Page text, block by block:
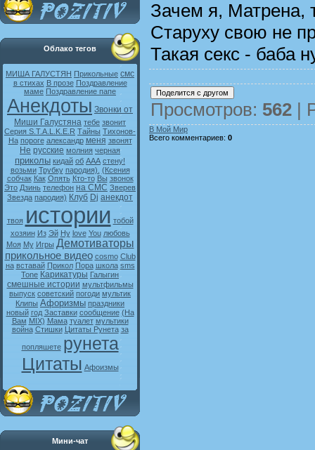
Облако тегов
МИША ГАЛУСТЯН Прикольные смс
в стихах В прозе Поздравление
маме Поздравление папе
Анекдоты Звонки от
Миши Галустяна тебе звонит
Серия S.T.A.L.K.E.R Тайны Тихонов-
На пороге александр меня звонят
Не русские молния черная
приколы кидай об ААА стену!
возьми Трубку пародия). (Ксения
собчак Как Опять Кто-то Вы звонок
Это Дзинь телефон на СМС Зверев
Звезда пародия) Клуб Dj анекдот
твоя истории тобой
хозяин Из Эй Ну love You любовь
Моя My Игры Демотиваторы
прикольное видео cosmo Club
на вставай Прикол Пора школа sms
Tone Карикатуры Галыгин
смешные истории мультфильмы
выпуск советский погоди мультик
Клипы Афоризмы праздники
новый год Заставки сообщение (На
Вам MIX) Мама туалет мультики
война Стишки Цитаты Рунета за
попляшете рунета
Цитаты Афоизмы
Мини-чат
Зачем я, Матрена,
Старуху свою не
Такая секс - баба
Просмотров: 562 |
В Мой Мир
Всего комментариев: 0